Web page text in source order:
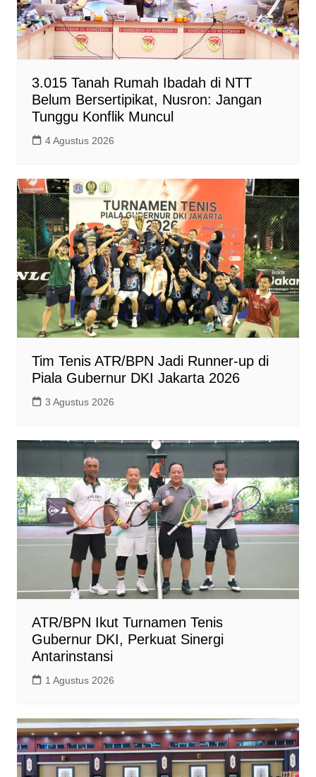
3.015 Tanah Rumah Ibadah di NTT
Belum Bersertipikat, Nusron: Jangan
Tunggu Konflik Muncul
4 Agustus 2026
Tim Tenis ATR/BPN Jadi Runner-up di
Piala Gubernur DKI Jakarta 2026
3 Agustus 2026
ATR/BPN Ikut Turnamen Tenis
Gubernur DKI, Perkuat Sinergi
Antarinstansi
1 Agustus 2026